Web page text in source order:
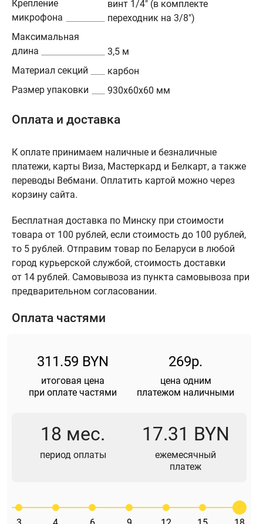
Крепление
микрофона
винт 1/4" (в комплекте
переходник на 3/8")
Максимальная
длина
3,5 м
Материал секций
карбон
Размер упаковки
930х60х60 мм
Оплата и доставка
К оплате принимаем наличные и безналичные
платежи, карты Виза, Мастеркард и Белкарт, а также
переводы Вебмани. Оплатить картой можно через
корзину сайта.
Бесплатная доставка по Минску при стоимости
товара от 100 рублей, если стоимость до 100 рублей,
то 5 рублей. Отправим товар по Беларуси в любой
город курьерской службой, стоимость доставки
от 14 рублей. Самовывоза из пункта самовывоза при
предварительном согласовании.
Оплата частями
311.59 BYN
итоговая цена
при оплате частями
269р.
цена одним
платежом наличными
18 мес.
период оплаты
17.31 BYN
ежемесячный
платеж